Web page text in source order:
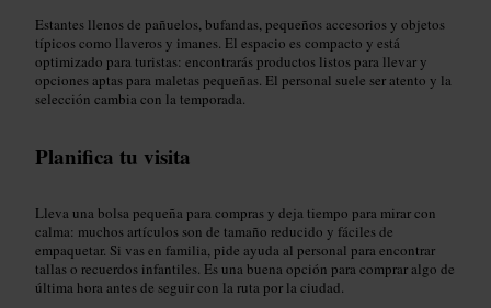
Estantes llenos de pañuelos, bufandas, pequeños accesorios y objetos
típicos como llaveros y imanes. El espacio es compacto y está
optimizado para turistas: encontrarás productos listos para llevar y
opciones aptas para maletas pequeñas. El personal suele ser atento y la
selección cambia con la temporada.
Planifica tu visita
Lleva una bolsa pequeña para compras y deja tiempo para mirar con
calma: muchos artículos son de tamaño reducido y fáciles de
empaquetar. Si vas en familia, pide ayuda al personal para encontrar
tallas o recuerdos infantiles. Es una buena opción para comprar algo de
última hora antes de seguir con la ruta por la ciudad.